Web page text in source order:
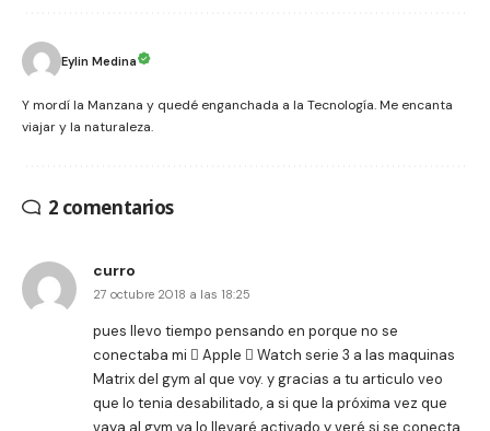
Eylin Medina
Y mordí la Manzana y quedé enganchada a la Tecnología. Me encanta
viajar y la naturaleza.
2 comentarios
curro
27 octubre 2018 a las 18:25
pues llevo tiempo pensando en porque no se
conectaba mi  Apple  Watch serie 3 a las maquinas
Matrix del gym al que voy. y gracias a tu articulo veo
que lo tenia desabilitado, a si que la próxima vez que
vaya al gym ya lo llevaré activado y veré si se conecta